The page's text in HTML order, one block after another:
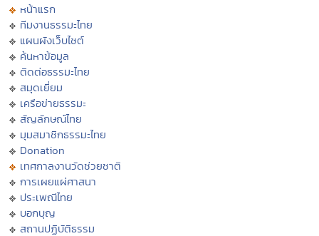
หน้าแรก
ทีมงานธรรมะไทย
แผนผังเว็บไซต์
ค้นหาข้อมูล
ติดต่อธรรมะไทย
สมุดเยี่ยม
เครือข่ายธรรมะ
สัญลักษณ์ไทย
มุมสมาชิกธรรมะไทย
Donation
เทศกาลงานวัดช่วยชาติ
การเผยแผ่ศาสนา
ประเพณีไทย
บอกบุญ
สถานปฏิบัติธรรม